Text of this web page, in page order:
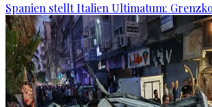
Spanien stellt Italien Ultimatum: